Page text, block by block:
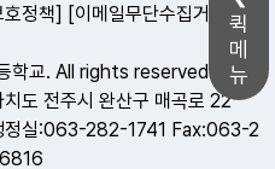
퀵
메
뉴
정책] [이메일무단수집거부]
학교. All rights reserved
도 전주시 완산구 매곡로 22
실:063-282-1741 Fax:063-2